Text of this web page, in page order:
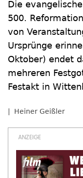
Die
500.
von
Ursprünge
Oktober) endet
mehreren
Festakt in
Heiner Geißler